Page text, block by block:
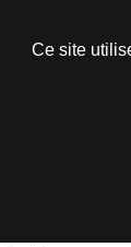
Ce site